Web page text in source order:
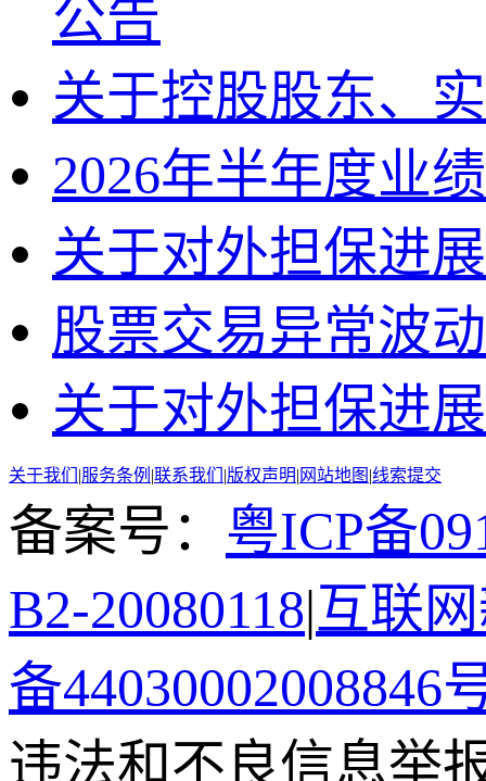
公告
关于控股股东、
2026年半年度业
关于对外担保进
股票交易异常波
关于对外担保进
关于我们 |服务条例 |联系我们 |版权声明| 网站地图 |线索提交
备案号： 粤ICP备
B2-20080118|互联
备44030002008846
违法和不良信息举